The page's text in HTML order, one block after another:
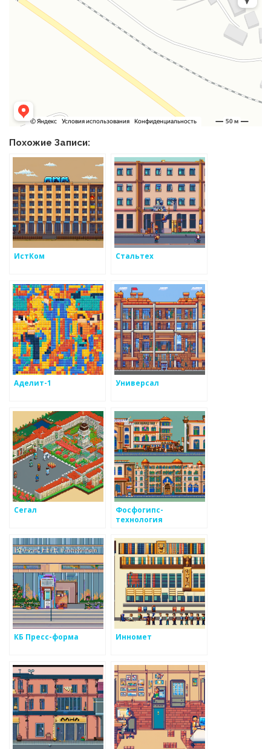
Похожие Записи:
ИстКом Стальтех
Аделит-1 Универсал
Сегал
Фосфогипс-
технология
КБ Пресс-форма Инномет